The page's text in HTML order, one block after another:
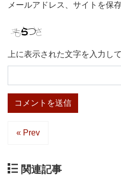
メールアドレス、サイトを保存
上に表示された文字を入力し
« Prev
関連記事